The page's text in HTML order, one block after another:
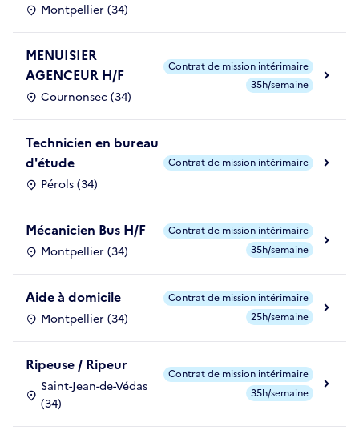
Montpellier (34)
MENUISIER
AGENCEUR H/F
Cournonsec (34)
Contrat de mission intérimaire
35h/semaine
Technicien en bureau
d'étude
Pérols (34)
Contrat de mission intérimaire
Mécanicien Bus H/F
Montpellier (34)
Contrat de mission intérimaire
35h/semaine
Aide à domicile
Montpellier (34)
Contrat de mission intérimaire
25h/semaine
Ripeuse / Ripeur
Saint-Jean-de-Védas
(34)
Contrat de mission intérimaire
35h/semaine